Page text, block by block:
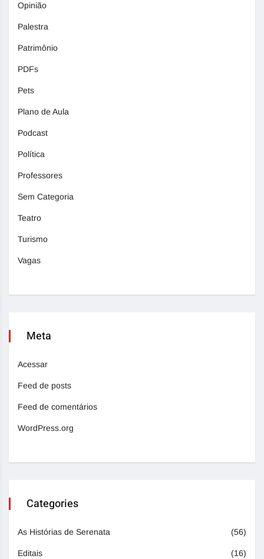
Opinião
Palestra
Patrimônio
PDFs
Pets
Plano de Aula
Podcast
Política
Professores
Sem Categoria
Teatro
Turismo
Vagas
Meta
Acessar
Feed de posts
Feed de comentários
WordPress.org
Categories
As Histórias de Serenata (56)
Editais (16)